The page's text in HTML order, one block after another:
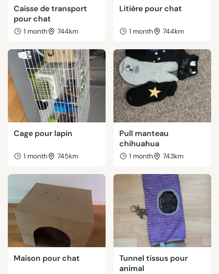
Caisse de transport
pour chat
1 month 744km
Litière pour chat
1 month 744km
Cage pour lapin
1 month 745km
Pull manteau
chihuahua
1 month 743km
Maison pour chat
Tunnel tissus pour
animal